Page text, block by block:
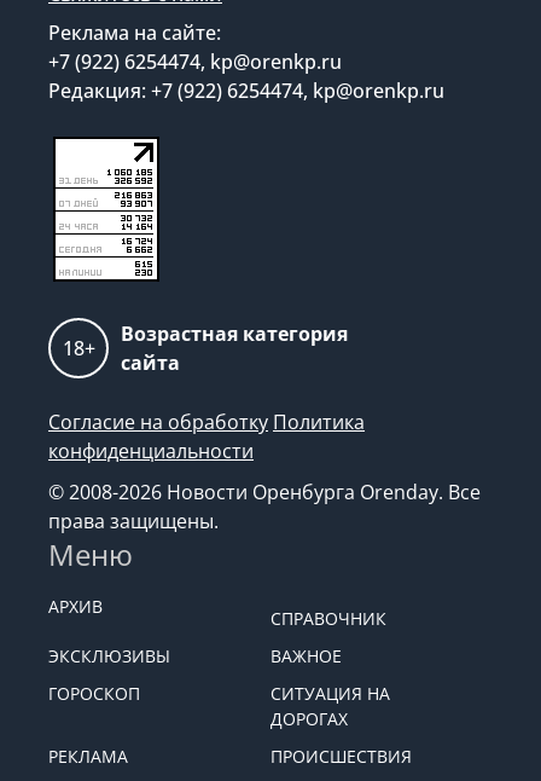
Реклама на сайте:
+7 (922) 6254474, kp@orenkp.ru
Редакция: +7 (922) 6254474, kp@orenkp.ru
18+
Возрастная категория
сайта
Согласие на обработку Политика
конфиденциальности
© 2008-2026 Новости Оренбурга Orenday. Все
права защищены.
Меню
АРХИВ
СПРАВОЧНИК
ЭКСКЛЮЗИВЫ
ВАЖНОЕ
ГОРОСКОП
СИТУАЦИЯ НА
ДОРОГАХ
РЕКЛАМА
ПРОИСШЕСТВИЯ